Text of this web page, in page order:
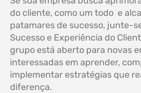
do cliente, como um todo e
patamares de sucesso, junte-
Sucesso e Experiência do
grupo está aberto para novas
interessadas em aprender,
implementar estratégias que
diferença.